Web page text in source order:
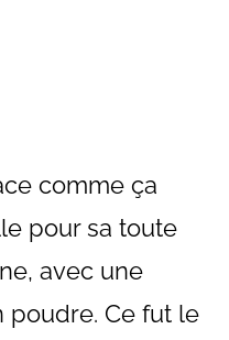
comme ça
pour sa toute
avec une
poudre. Ce fut le